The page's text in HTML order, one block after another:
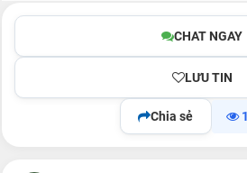
CHAT NGAY
LƯU TIN
Chia sẻ